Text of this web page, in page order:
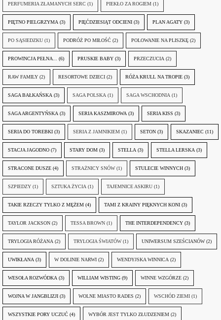
PERFUMERIA ZŁAMANYCH SERC (1) PIEKŁO ZA ROGIEM (1)
PIĘTNO PIELGRZYMA (3) PIĘĆDZIESIĄT ODCIENI (3) PLAN AGATY (3)
PO SĄSIEDZKU (1) PODRÓŻ PO MIŁOŚĆ (2) POLOWANIE NA PLISZKĘ (2)
PROWINCJA PEŁNA... (6) PRUSKIE BABY (3) PRZECZUCIA (2)
RAW FAMILY (2) RESORTOWE DZIECI (2) RÓŻA KRULL NA TROPIE (3)
SAGA BAŁKAŃSKA (3) SAGA POLSKA (1) SAGA WSCHODNIA (1)
SAGA ARGENTYŃSKA (3) SERIA KASZMIROWA (3) SERIA KISS (3)
SERIA DO TOREBKI (3) SERIA Z JAMNIKIEM (1) SETON (3) SKAZANIEC (11)
STACJA JAGODNO (7) STARY DOM (3) STELLA (3) STELLA LERSKA (3)
STRACONE DUSZE (4) STRAŻNICY SNÓW (1) STULECIE WINNYCH (3)
SZPIEDZY (1) SZTUKA ŻYCIA (1) TAJEMNICE ASKIRU (1)
TAKIE RZECZY TYLKO Z MĘŻEM (4) TAMI Z KRAINY PIĘKNYCH KONI (3)
TAYLOR JACKSON (2) TESSA BROWN (1) THE INTERDEPENDENCY (3)
TRYLOGIA RÓŻANA (2) TRYLOGIA ŚWIATÓW (1) UNIWERSUM SZEŚCIANÓW (2)
UWIKŁANA (3) W DOLINIE NARWI (2) WENDYJSKA WINNICA (2)
WESOŁA ROZWÓDKA (3) WILLIAM WISTING (9) WINNE WZGÓRZE (2)
WOJNA W JANGBLIZJI (3) WOLNE MIASTO RADES (2) WSCHÓD ZIEMI (1)
WSZYSTKIE PORY UCZUĆ (4) WYBÓR JEST TYLKO ZŁUDZENIEM (2)